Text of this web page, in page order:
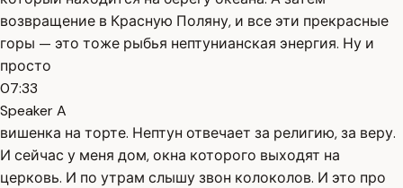
возвращение в Красную Поляну, и все эти прекрасные
горы — это тоже рыбья нептунианская энергия. Ну и
просто
07:33
Speaker A
вишенка на торте. Нептун отвечает за религию, за веру.
И сейчас у меня дом, окна которого выходят на
церковь. И по утрам слышу звон колоколов. И это про